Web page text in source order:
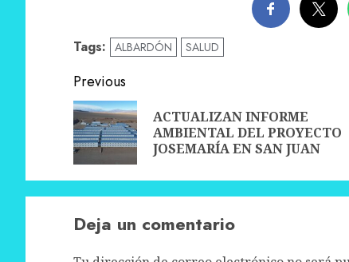
Tags: ALBARDÓN SALUD
Post
navigation
Previous
ACTUALIZAN INFORME
AMBIENTAL DEL PROYECTO
JOSEMARÍA EN SAN JUAN
Deja un comentario